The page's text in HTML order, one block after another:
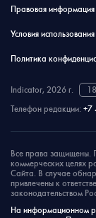
Правовая информация
Условия использования
Политика
Indicator, 2026 г.
Телефон редакции: +7
Все права защищены.
коммерческих целях
Сайта. В случае
привлечены к
законодательством
На информационном